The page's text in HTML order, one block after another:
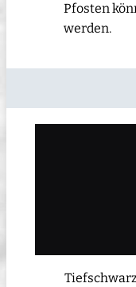
Pfosten
werden.
Tiefschwarz